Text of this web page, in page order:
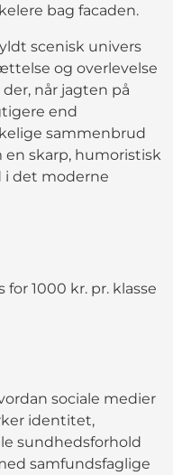
bag facaden.
scenisk univers
og overlevelse
når jagten på
end
sammenbrud
skarp, humoristisk
i det moderne
1000 kr. pr. klasse
sociale medier
identitet,
sundhedsforhold
samfundsfaglige